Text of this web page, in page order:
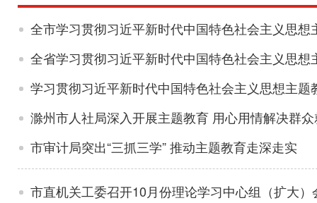
全市学习贯彻习近平新时代中国特色社会主义思想
全省学习贯彻习近平新时代中国特色社会主义思想
学习贯彻习近平新时代中国特色社会主义思想主题
滁州市人社局深入开展主题教育 用心用情解决群
市审计局突出“三抓三学” 推动主题教育走深走实